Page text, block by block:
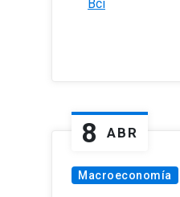
Bci
8 ABR
Macroeconomía